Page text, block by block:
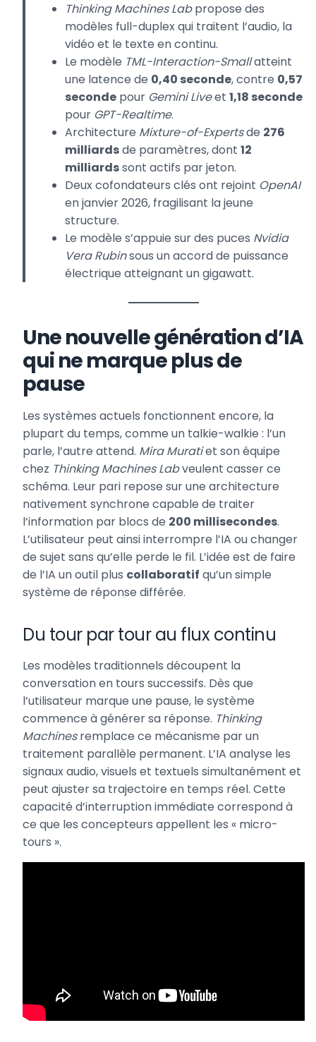
Thinking Machines Labpropose des
modèles full-duplex qui traitent l’audio, la
vidéo et le texte en continu.
Le modèle TML-Interaction-Smallatteint
une latence de 0,40 seconde, contre 0,57
seconde pour Gemini Liveet 1,18 seconde
pour GPT-Realtime.
Architecture Mixture-of-Expertsde 276
milliardsde paramètres, dont 12
milliardssont actifs par jeton.
Deux cofondateurs clés ont rejoint OpenAI
en janvier 2026, fragilisant la jeune
structure.
Le modèle s’appuie sur des puces Nvidia
Vera Rubinsous un accord de puissance
électrique atteignant un gigawatt.
Une nouvelle génération d’IA
qui ne marque plus de
pause
Les systèmes actuels fonctionnent encore, la
plupart du temps, comme un talkie-walkie : l’un
parle, l’autre attend. Mira Muratiet son équipe
chez Thinking Machines Labveulent casser ce
schéma. Leur pari repose sur une architecture
nativement synchrone capable de traiter
l’information par blocs de 200 millisecondes.
L’utilisateur peut ainsi interrompre l’IA ou changer
de sujet sans qu’elle perde le fil. L’idée est de faire
de l’IA un outil plus collaboratif qu’un simple
système de réponse différée.
Du tour par tour au flux continu
Les modèles traditionnels découpent la
conversation en tours successifs. Dès que
l’utilisateur marque une pause, le système
commence à générer sa réponse. Thinking
Machinesremplace ce mécanisme par un
traitement parallèle permanent. L’IA analyse les
signaux audio, visuels et textuels simultanément et
peut ajuster sa trajectoire en temps réel. Cette
capacité d’interruption immédiate correspond à
ce que les concepteurs appellent les « micro-
tours ».